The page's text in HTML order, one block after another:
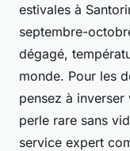
estivales à
septembre-
dégagé,
monde. Pour les
pensez à
perle rare sans
service expert